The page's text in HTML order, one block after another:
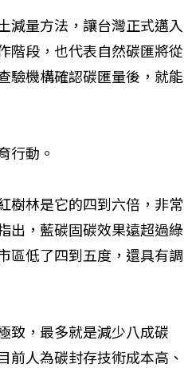
減量方法，讓台灣正式邁入
階段，也代表自然碳匯將從
驗機構確認碳匯量後，就能
行動。
樹林是它的四到六倍，非常
出，藍碳固碳效果遠超過綠
區低了四到五度，還具有調
致，最多就是減少八成碳
前人為碳封存技術成本高、
故事精華】從黑暗到光明 見
工如何改變生命的故事